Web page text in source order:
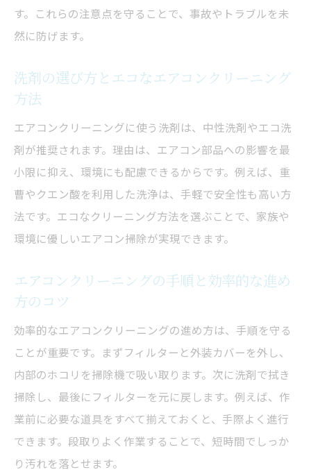
に入れる方法
神奈川県で実践できるエアコンクリーニン
グのまとめ
す。これらの注意点を守ることで、事故やトラブルを未
然に防げます。
洗剤の選び方とエコなエアコンクリーニング
方法
エアコンクリーニングに使う洗剤は、中性洗剤やエコ洗
剤が推奨されます。理由は、エアコン部品への影響を最
小限に抑え、環境にも配慮できるからです。例えば、重
曹やクエン酸を利用した洗浄は、手軽で安全性も高い方
法です。エコなクリーニング方法を選ぶことで、家族や
環境に優しいエアコン掃除が実現できます。
エアコンクリーニングの手順と効率的な進め
方のコツ
効率的なエアコンクリーニングの進め方は、手順を守る
ことが重要です。まずフィルターと外装カバーを外し、
内部のホコリを掃除機で吸い取ります。次に洗剤で拭き
掃除し、最後にフィルターを元に戻します。例えば、作
業前に必要な道具をすべて揃えておくと、手際よく進行
できます。段取りよく作業することで、短時間でしっか
り汚れを落とせます。